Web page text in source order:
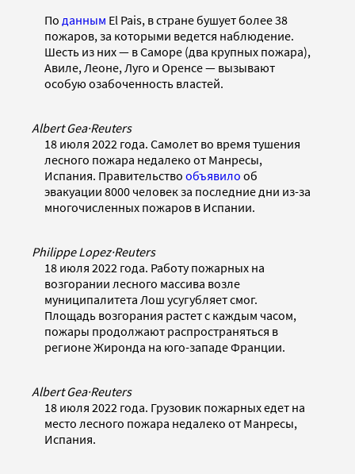
По данным El Pais, в стране бушует более 38
пожаров, за которыми ведется наблюдение.
Шесть из них — в Саморе (два крупных пожара),
Авиле, Леоне, Луго и Оренсе — вызывают
особую озабоченность властей.
Albert Gea·Reuters
18 июля 2022 года. Самолет во время тушения
лесного пожара недалеко от Манресы,
Испания. Правительство объявило об
эвакуации 8000 человек за последние дни из-за
многочисленных пожаров в Испании.
Philippe Lopez·Reuters
18 июля 2022 года. Работу пожарных на
возгорании лесного массива возле
муниципалитета Лош усугубляет смог.
Площадь возгорания растет с каждым часом,
пожары продолжают распространяться в
регионе Жиронда на юго-западе Франции.
Albert Gea·Reuters
18 июля 2022 года. Грузовик пожарных едет на
место лесного пожара недалеко от Манресы,
Испания.